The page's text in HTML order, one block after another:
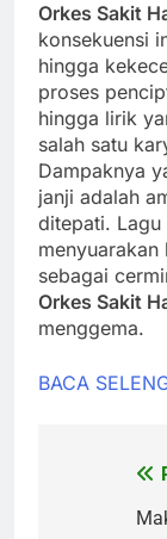
Orkes Sakit
konsekuensi
hingga
proses
hingga lirik
salah satu
Dampaknya
janji adalah
ditepati.
sebagai
Orkes Sakit
menggema.
BACA